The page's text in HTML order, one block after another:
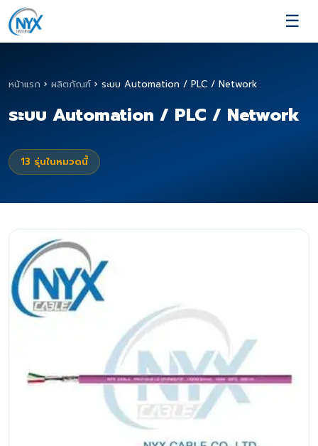
☰
หน้าแรก › ผลิตภัณฑ์ › ระบบ Automation / PLC / Network
ระบบ Automation / PLC / Network
13 รุ่นในหมวดนี้